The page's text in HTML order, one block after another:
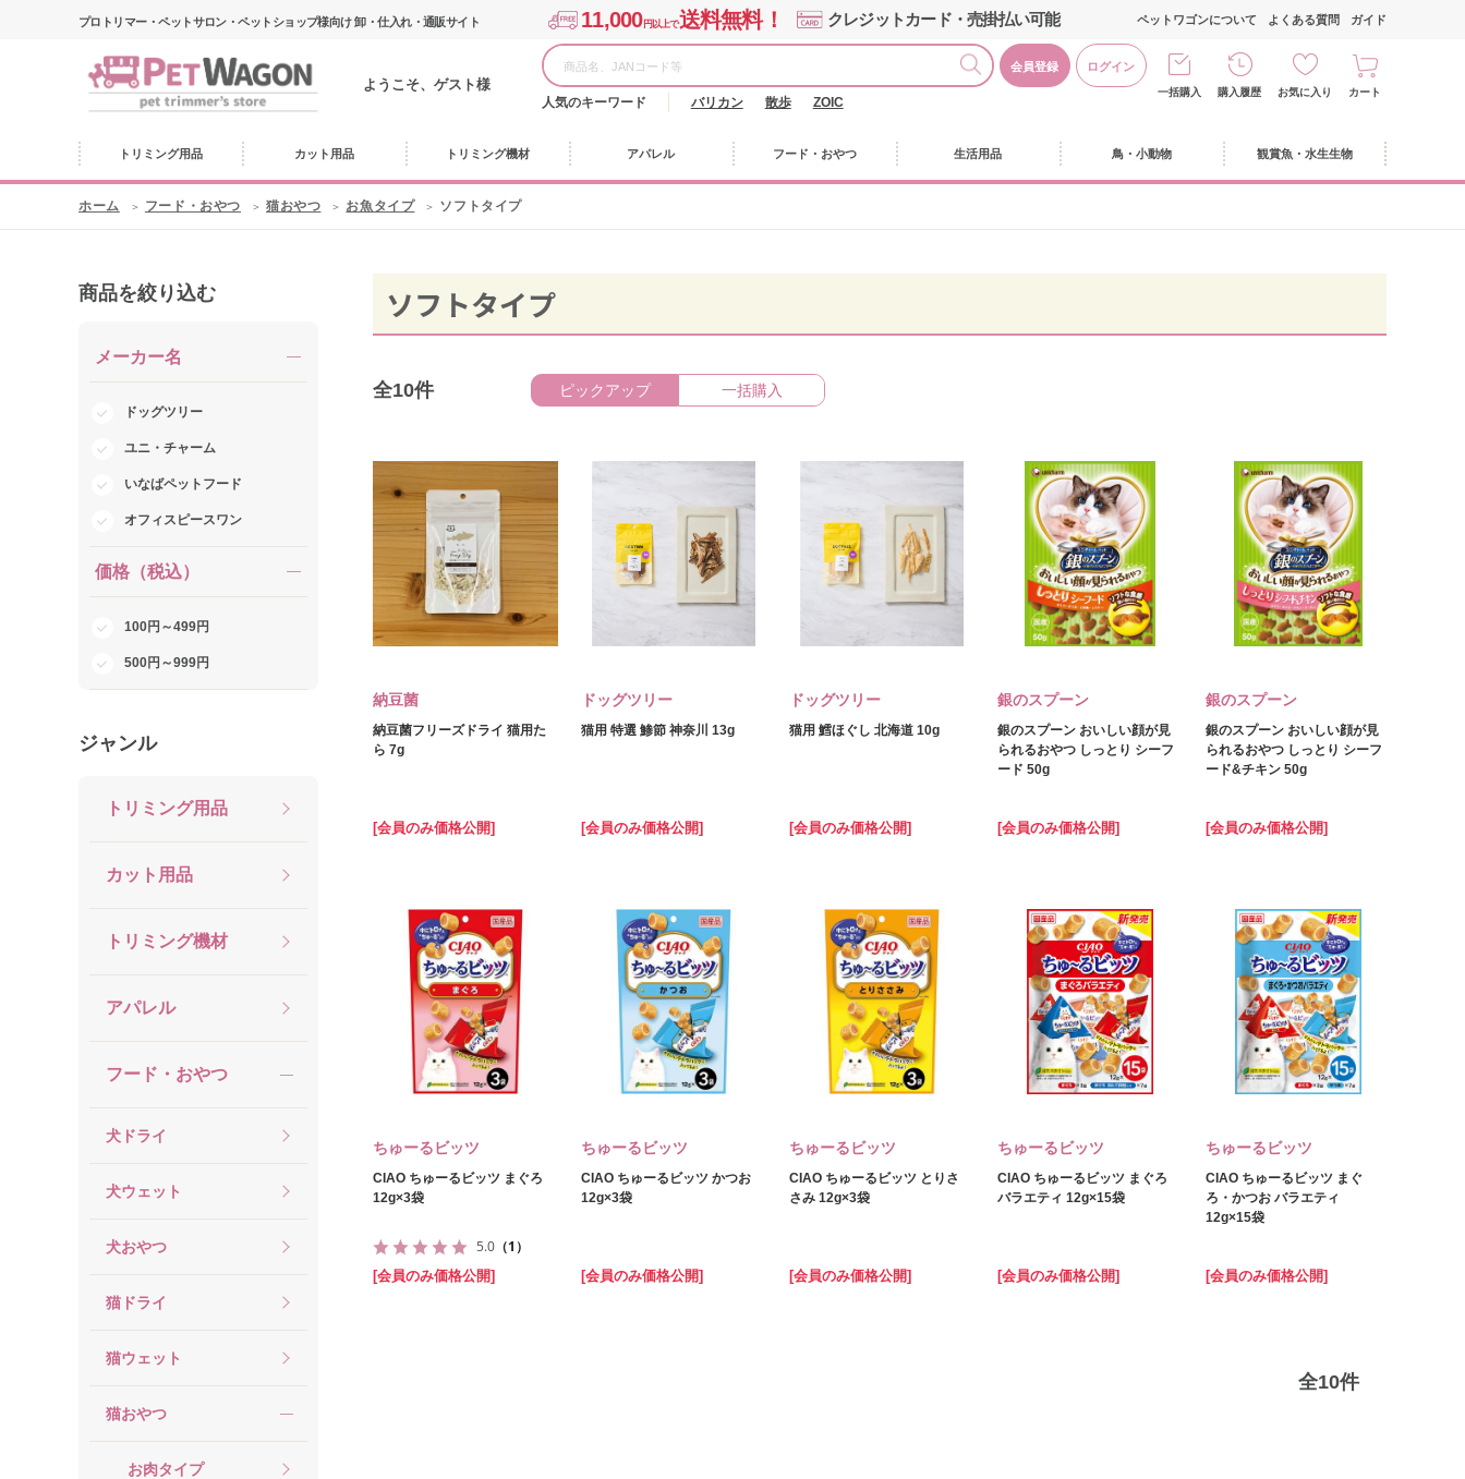
プロトリマー・ペットサロン・ペットショップ様向け 卸・仕入れ・通販サイト 11,000円以上で送料無料！ クレジットカード・売掛払い可能
ようこそ、ゲスト様
会員登録 ログイン
人気のキーワード バリカン 散歩 ZOIC
ペットワゴンについて よくある質問 ガイド
一括購入 購入履歴 お気に入り カート
トリミング用品 カット用品 トリミング機材 アパレル フード・おやつ 生活用品 鳥・小動物 観賞魚・水生生物
ホーム フード・おやつ 猫おやつ お魚タイプ ソフトタイプ
商品を絞り込む
メーカー名
ドッグツリー
ユニ・チャーム
いなばペットフード
オフィスピースワン
価格（税込）
100円～499円
500円～999円
ジャンル
トリミング用品
カット用品
トリミング機材
アパレル
フード・おやつ
犬ドライ
犬ウェット
犬おやつ
猫ドライ
猫ウェット
猫おやつ
お肉タイプ
ソフトタイプ
全10件 ピックアップ 一括購入
納豆菌
納豆菌フリーズドライ 猫用た
ら 7g
[会員のみ価格公開]
ドッグツリー
猫用 特選 鯵節 神奈川 13g
[会員のみ価格公開]
ドッグツリー
猫用 鱈ほぐし 北海道 10g
[会員のみ価格公開]
銀のスプーン
銀のスプーン おいしい顔が見
られるおやつ しっとり シーフ
ード 50g
[会員のみ価格公開]
銀のスプーン
銀のスプーン おいしい顔が見
られるおやつ しっとり シーフ
ード&チキン 50g
[会員のみ価格公開]
ちゅーるビッツ
CIAO ちゅーるビッツ まぐろ
12g×3袋
5.0 （1）
[会員のみ価格公開]
ちゅーるビッツ
CIAO ちゅーるビッツ かつお
12g×3袋
[会員のみ価格公開]
ちゅーるビッツ
CIAO ちゅーるビッツ とりさ
さみ 12g×3袋
[会員のみ価格公開]
ちゅーるビッツ
CIAO ちゅーるビッツ まぐろ
バラエティ 12g×15袋
[会員のみ価格公開]
ちゅーるビッツ
CIAO ちゅーるビッツ まぐ
ろ・かつお バラエティ
12g×15袋
[会員のみ価格公開]
全10件